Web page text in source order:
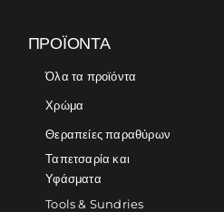
ΠΡΟΪΌΝΤΑ
Όλα τα προϊόντα
Χρώμα
Θεραπείες παραθύρων
Ταπετσαρία και
Υφάσματα
Tools & Sundries